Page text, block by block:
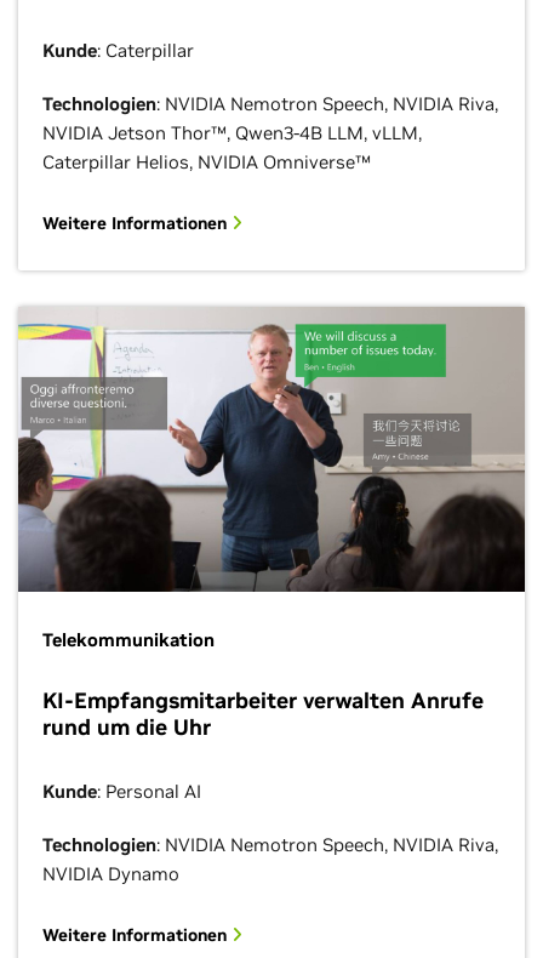
Kunde: Caterpillar
Technologien: NVIDIA Nemotron Speech, NVIDIA Riva,
NVIDIA Jetson Thor™, Qwen3-4B LLM, vLLM,
Caterpillar Helios, NVIDIA Omniverse™
Weitere Informationen
Telekommunikation
KI-Empfangsmitarbeiter verwalten Anrufe
rund um die Uhr
Kunde: Personal AI
Technologien: NVIDIA Nemotron Speech, NVIDIA Riva,
NVIDIA Dynamo
Weitere Informationen